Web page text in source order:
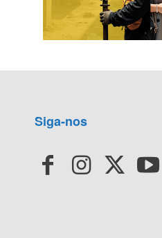
Siga-nos